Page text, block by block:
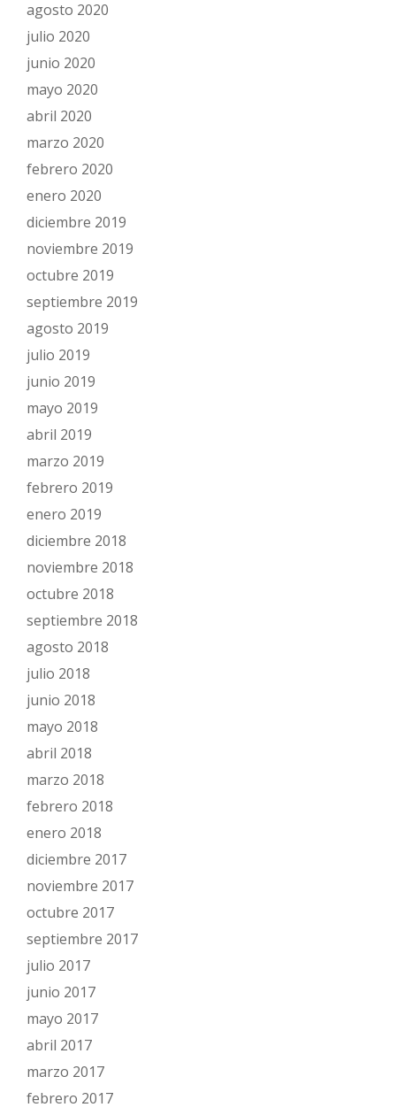
agosto 2020
julio 2020
junio 2020
mayo 2020
abril 2020
marzo 2020
febrero 2020
enero 2020
diciembre 2019
noviembre 2019
octubre 2019
septiembre 2019
agosto 2019
julio 2019
junio 2019
mayo 2019
abril 2019
marzo 2019
febrero 2019
enero 2019
diciembre 2018
noviembre 2018
octubre 2018
septiembre 2018
agosto 2018
julio 2018
junio 2018
mayo 2018
abril 2018
marzo 2018
febrero 2018
enero 2018
diciembre 2017
noviembre 2017
octubre 2017
septiembre 2017
julio 2017
junio 2017
mayo 2017
abril 2017
marzo 2017
febrero 2017